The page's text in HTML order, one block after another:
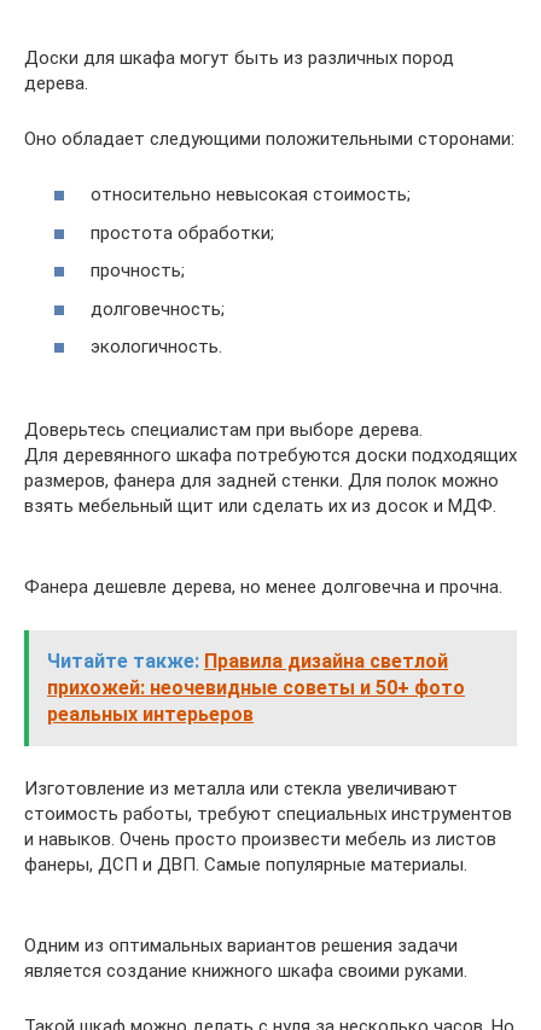
Доски для шкафа могут быть из различных пород
дерева.
Оно обладает следующими положительными сторонами:
относительно невысокая стоимость;
простота обработки;
прочность;
долговечность;
экологичность.
Доверьтесь специалистам при выборе дерева.
Для деревянного шкафа потребуются доски подходящих
размеров, фанера для задней стенки. Для полок можно
взять мебельный щит или сделать их из досок и МДФ.
Фанера дешевле дерева, но менее долговечна и прочна.
Читайте также: Правила дизайна светлой
прихожей: неочевидные советы и 50+ фото
реальных интерьеров
Изготовление из металла или стекла увеличивают
стоимость работы, требуют специальных инструментов
и навыков. Очень просто произвести мебель из листов
фанеры, ДСП и ДВП. Самые популярные материалы.
Одним из оптимальных вариантов решения задачи
является создание книжного шкафа своими руками.